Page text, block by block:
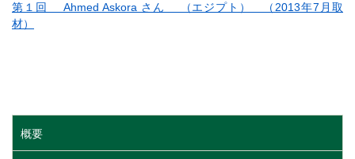
第１回 Ahmed Askora さん （エジプト） （2013年7月取
材）
概要